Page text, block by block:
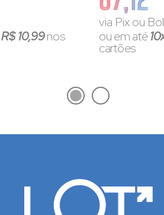
R$ 10,99nos
via Pix ou
ou em até
cartões